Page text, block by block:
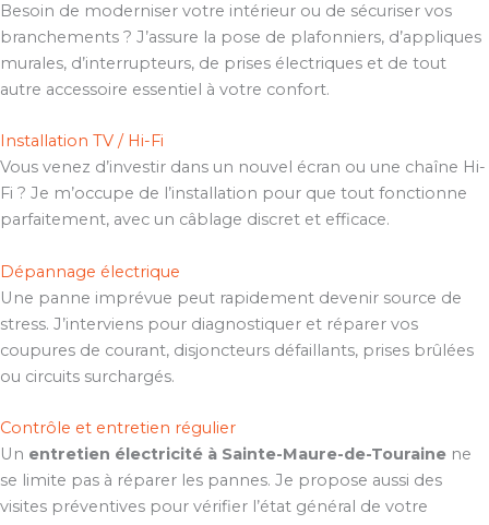
Besoin de moderniser votre intérieur ou de sécuriser vos
branchements ? J’assure la pose de plafonniers, d’appliques
murales, d’interrupteurs, de prises électriques et de tout
autre accessoire essentiel à votre confort.
Installation TV / Hi-Fi
Vous venez d’investir dans un nouvel écran ou une chaîne Hi-
Fi ? Je m’occupe de l’installation pour que tout fonctionne
parfaitement, avec un câblage discret et efficace.
Dépannage électrique
Une panne imprévue peut rapidement devenir source de
stress. J’interviens pour diagnostiquer et réparer vos
coupures de courant, disjoncteurs défaillants, prises brûlées
ou circuits surchargés.
Contrôle et entretien régulier
Un entretien électricité à Sainte-Maure-de-Touraine ne
se limite pas à réparer les pannes. Je propose aussi des
visites préventives pour vérifier l’état général de votre